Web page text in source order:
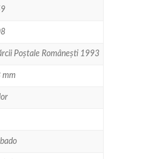
Poștale Românești 1993
mm